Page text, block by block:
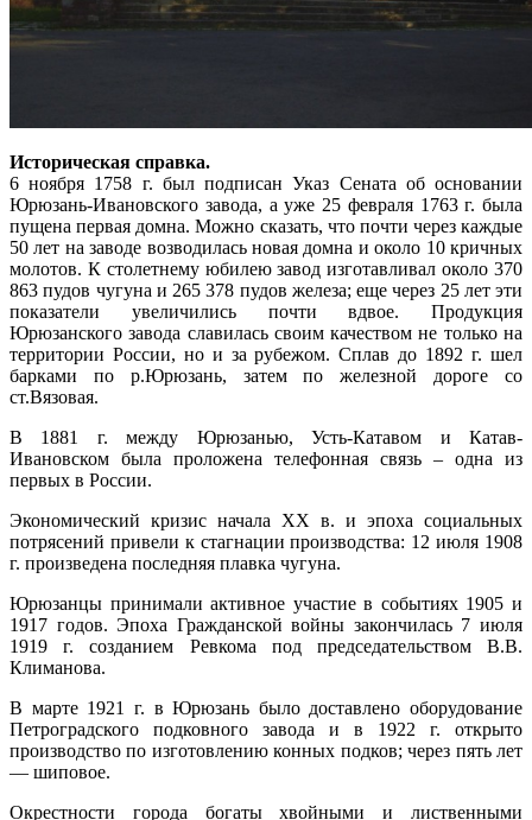
Историческая справка.
6 ноября 1758 г. был подписан Указ Сената об основании
Юрюзань-Ивановского завода, а уже 25 февраля 1763 г. была
пущена первая домна. Можно сказать, что почти через каждые
50 лет на заводе возводилась новая домна и около 10 кричных
молотов. К столетнему юбилею завод изготавливал около 370
863 пудов чугуна и 265 378 пудов железа; еще через 25 лет эти
показатели увеличились почти вдвое. Продукция
Юрюзанского завода славилась своим качеством не только на
территории России, но и за рубежом. Сплав до 1892 г. шел
барками по р.Юрюзань, затем по железной дороге со
ст.Вязовая.
В 1881 г. между Юрюзанью, Усть-Катавом и Катав-
Ивановском была проложена телефонная связь – одна из
первых в России.
Экономический кризис начала ХХ в. и эпоха социальных
потрясений привели к стагнации производства: 12 июля 1908
г. произведена последняя плавка чугуна.
Юрюзанцы принимали активное участие в событиях 1905 и
1917 годов. Эпоха Гражданской войны закончилась 7 июля
1919 г. созданием Ревкома под председательством В.В.
Климанова.
В марте 1921 г. в Юрюзань было доставлено оборудование
Петроградского подковного завода и в 1922 г. открыто
производство по изготовлению конных подков; через пять лет
— шиповое.
Окрестности города богаты хвойными и лиственными